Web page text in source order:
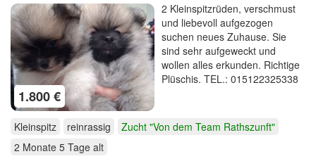
1.800 €
2 Kleinspitzrüden, verschmust
und liebevoll aufgezogen
suchen neues Zuhause. Sie
sind sehr aufgeweckt und
wollen alles erkunden. Richtige
Plüschis. TEL.: 015122325338
Kleinspitz reinrassig
Zucht "Von dem Team Rathszunft"
2 Monate 5 Tage alt